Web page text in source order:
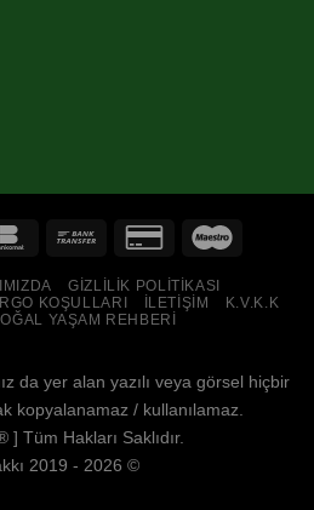
GIZLILIK POLITIKASI
KOŞULLARI
İLETIŞIM
K.V.K.K
YAŞAM REHBERI
da yer alan yazılı veya görsel hiçbir
kopyalanamaz / kullanılamaz.
] Tüm Hakları Saklıdır.
2019 - 2026 ©